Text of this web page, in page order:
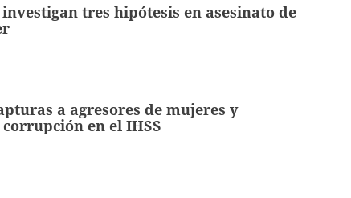
tres hipótesis en asesinato de
a agresores de mujeres y
en el IHSS